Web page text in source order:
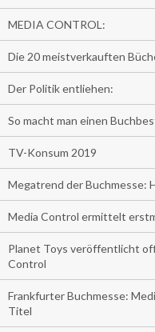
MEDIA CONTROL:
Die 20 meistverkauften
Der Politik entliehen:
So macht man einen
TV-Konsum 2019
Megatrend der Buchmesse:
Media Control ermittelt
Planet Toys veröffentlicht
Control
Frankfurter Buchmesse:
Titel